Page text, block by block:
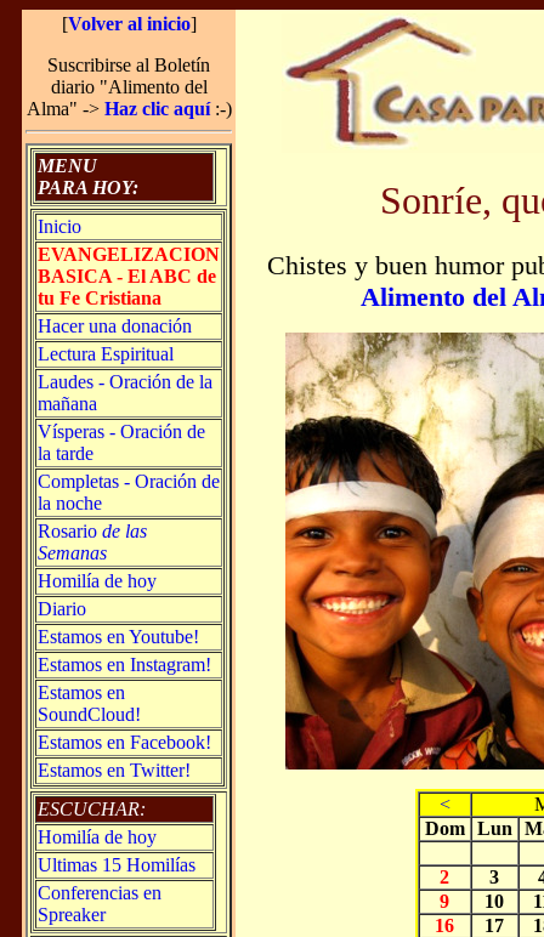
[Volver al inicio]
Suscribirse al Boletín
diario "Alimento del
Alma" -> Haz clic aquí:-)
MENU
PARA HOY:
Inicio
EVANGELIZACION
BASICA - El ABC de
tu Fe Cristiana
Hacer una donación
Lectura Espiritual
Laudes - Oración de la
mañana
Vísperas - Oración de
la tarde
Completas - Oración de
la noche
Rosario de las
Semanas
Homilía de hoy
Diario
Estamos en Youtube!
Estamos en Instagram!
Estamos en
SoundCloud!
Estamos en Facebook!
Estamos en Twitter!
ESCUCHAR:
Homilía de hoy
Ultimas 15 Homilías
Conferencias en
Spreaker
Sonríe,
Chistes y buen humor
Alimento del
<
Dom Lun
2 3
9
10
16
17